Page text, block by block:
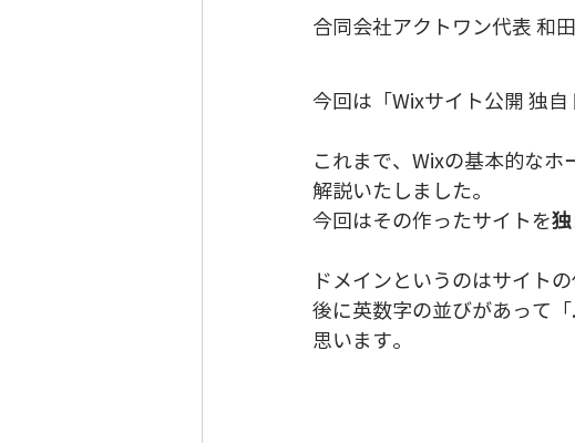
合同会社アクトワン代表 和
今回は「Wixサイト公開 独
これまで、Wixの基本的な
解説いたしました。
今回はその作ったサイトを独
ドメインというのはサイト
後に英数字の並びがあって
思います。